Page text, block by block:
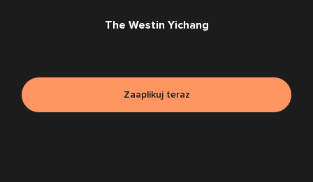
The Westin Yichang
Zaaplikuj teraz